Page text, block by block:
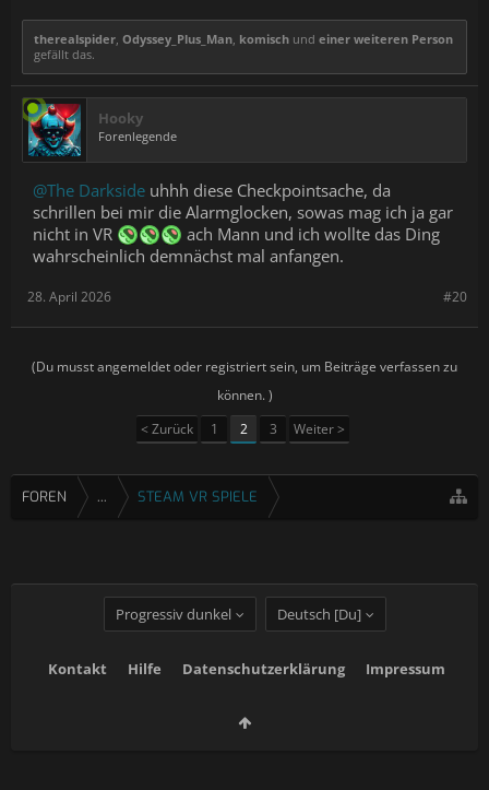
therealspider, Odyssey_Plus_Man, komisch und einer weiteren Person
gefällt das.
Hooky
Forenlegende
@The Darkside uhhh diese Checkpointsache, da
schrillen bei mir die Alarmglocken, sowas mag ich ja gar
nicht in VR
ach Mann und ich wollte das Ding
wahrscheinlich demnächst mal anfangen.
#20
28. April 2026
(Du musst angemeldet oder registriert sein, um Beiträge verfassen zu
können. )
< Zurück
1 2 3 Weiter >
FOREN ... STEAM VR SPIELE
Progressiv dunkel Deutsch [Du]
Kontakt Hilfe Datenschutzerklärung Impressum